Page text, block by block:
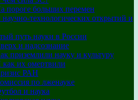
пороге больших перемен
научно-технологических открытий и
путь науки в России
и надсознание
приземлили науку и культуру
их омертвили
РАН
по лженауке
и наука